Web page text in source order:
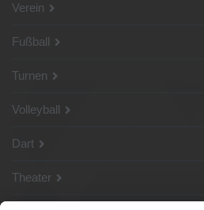
Verein
Fußball
Turnen
Volleyball
Dart
Theater